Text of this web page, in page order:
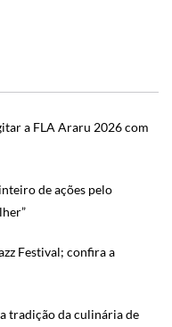
a FLA Araru 2026 com
de ações pelo
Festival; confira a
tradição da culinária de